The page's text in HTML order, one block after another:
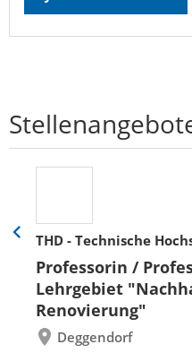
THD - Technische
Professorin /
Lehrgebiet
Renovierung"
Deggendorf
Eine
zurück